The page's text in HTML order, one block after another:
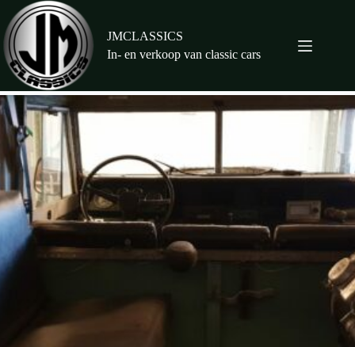
naar
de
inhoud
JMCLASSICS
In- en verkoop van classic cars